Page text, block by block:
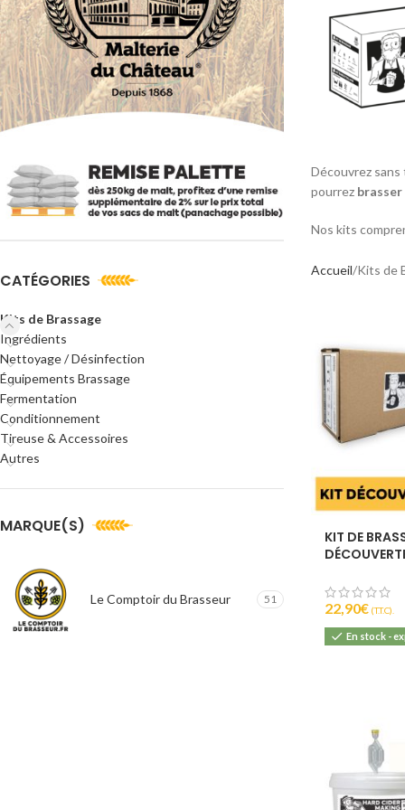
CATÉGORIES
Kits de Brassage
Ingrédients
Nettoyage / Désinfection
Équipements Brassage
Fermentation
Conditionnement
Tireuse & Accessoires
Autres
MARQUE(S)
Le Comptoir du Brasseur 51
Découvrez
pourrez
Nos kits
Accueil Kits de
KIT DE
22,90€(T.T.C).
En stock -